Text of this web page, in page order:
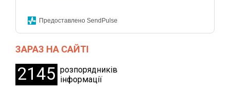
Предоставлено SendPulse
ЗАРАЗ НА САЙТІ
2145 розпорядників
інформації